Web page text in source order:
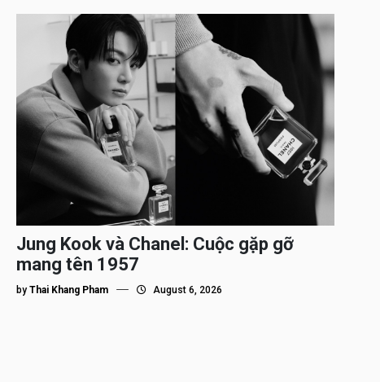
Jung Kook và Chanel: Cuộc gặp gỡ
mang tên 1957
byThai Khang Pham August 6, 2026